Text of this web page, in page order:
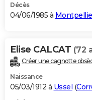
Décès
04/06/1985 à
Elise CALCAT (72
Créer une cagnotte
Naissance
05/03/1912 à Ussel (